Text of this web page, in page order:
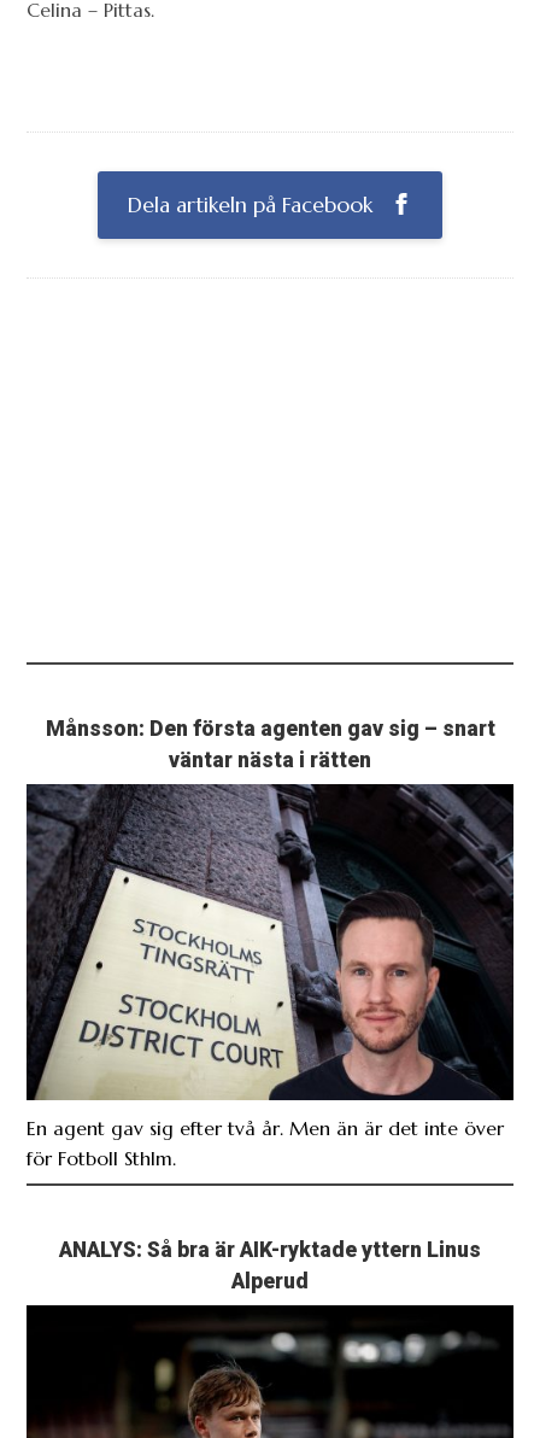
Celina – Pittas.
Dela artikeln på Facebook
Månsson: Den första agenten gav sig – snart
väntar nästa i rätten
En agent gav sig efter två år. Men än är det inte över
för Fotboll Sthlm.
ANALYS: Så bra är AIK-ryktade yttern Linus
Alperud